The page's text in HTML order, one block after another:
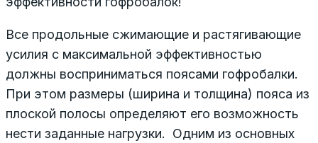
Все продольные сжимающие и растягивающие
усилия с максимальной эффективностью
должны восприниматься поясами гофробалки.
При этом размеры (ширина и толщина) пояса из
плоской полосы определяют его возможность
нести заданные нагрузки. Одним из основных